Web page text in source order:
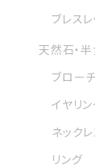
ブレスレ
天然石・
ブローチ
イヤリン
ネック
リング